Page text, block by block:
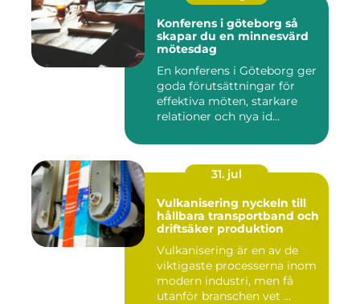
Konferens i göteborg så
skapar du en minnesvärd
mötesdag
En konferens i Göteborg ger
goda förutsättningar för
effektiva möten, starkare
relationer och nya id...
31. jul
Vulkanisering nyckeln till
hållbara transportband och
driftsäker produktion
Vulkanisering är en av de
viktigaste processerna inom
modern industri, men få
utanför branschen vet ...